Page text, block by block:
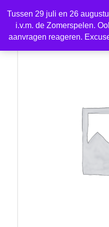
Tussen 29 juli en 26
i.v.m. de Zomerspelen.
aanvragen reageren.
Home/Sport en spel/ Touw